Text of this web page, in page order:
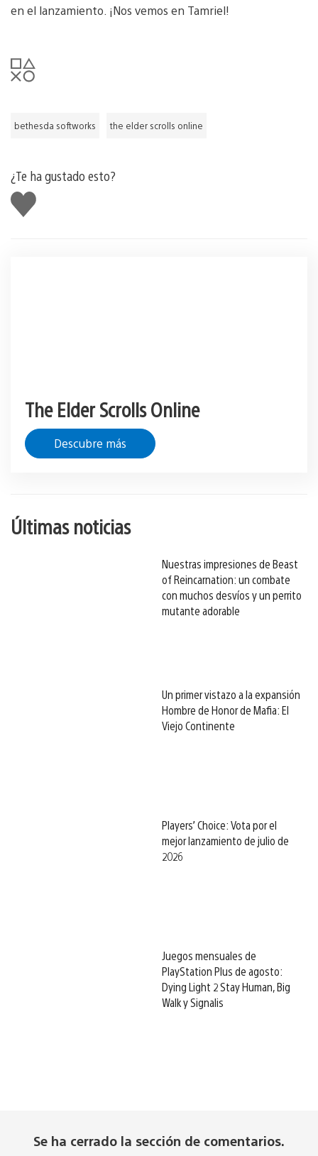
en el lanzamiento. ¡Nos vemos en Tamriel!
bethesda softworks the elder scrolls online
¿Te ha gustado esto?
Me
gusta
esto
The Elder Scrolls Online
Descubre más
Últimas noticias
Nuestras impresiones de Beast
of Reincarnation: un combate
con muchos desvíos y un perrito
mutante adorable
Un primer vistazo a la expansión
Hombre de Honor de Mafia: El
Viejo Continente
Players’ Choice: Vota por el
mejor lanzamiento de julio de
2026
Juegos mensuales de
PlayStation Plus de agosto:
Dying Light 2 Stay Human, Big
Walk y Signalis
Se ha cerrado la sección de comentarios.